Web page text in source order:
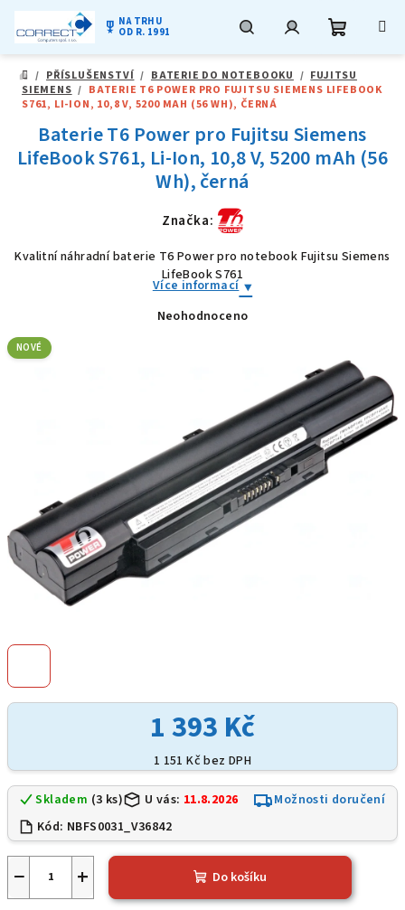
obsah
military_tech NA TRHU
OD R. 1991
DOMŮ
/ PŘÍSLUŠENSTVÍ / BATERIE DO NOTEBOOKU / FUJITSU
SIEMENS / BATERIE T6 POWER PRO FUJITSU SIEMENS LIFEBOOK
S761, LI-ION, 10,8 V, 5200 MAH (56 WH), ČERNÁ
1 393 Kč
1 151 Kč bez DPH
Skladem (3 ks) U vás: 11.8.2026
Možnosti doručení
Kód: NBFS0031_V36842
+
− Do košíku
Baterie T6 Power pro Fujitsu Siemens
LifeBook S761, Li-Ion, 10,8 V, 5200 mAh (56
Wh), černá
Značka:
Kvalitní náhradní baterie T6 Power pro notebook Fujitsu Siemens
LifeBook S761
Více informací
Průměrné
Neohodnoceno
NOVÉ